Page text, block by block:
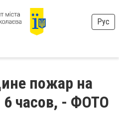
Рус
пожар на
6 часов, - ФОТО